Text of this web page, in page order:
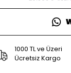
1000 TL ve Üzeri
Ücretsiz Kargo